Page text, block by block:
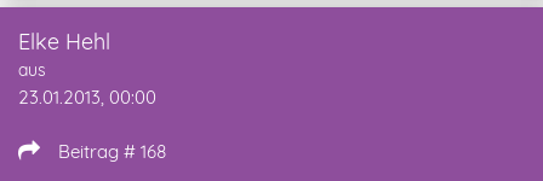
Elke Hehl
aus
23.01.2013, 00:00
Beitrag # 168